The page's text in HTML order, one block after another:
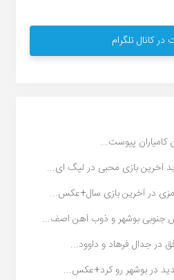
کانال تلگرام
کامیاران پیوست...
آخرین بازی محبی در لیگ ای...
در آخرین بازی سال+عکس...
جنوبی بوشهر و ذوب آهن اصف...
در جدال فرهاد و داوود...
در بوشهر رو کرد+عکس...